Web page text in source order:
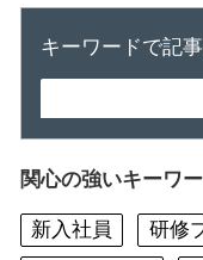
キーワードで記
関心の強いキーワ
新入社員 研修